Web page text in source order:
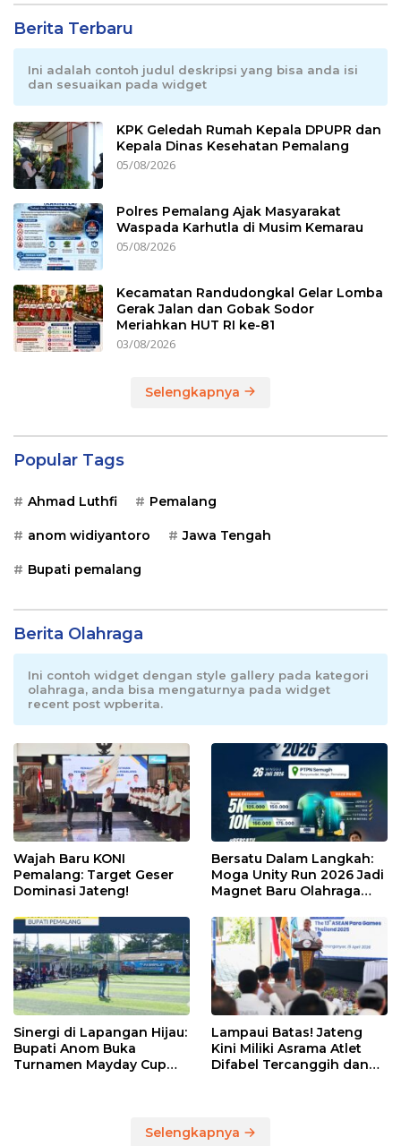
Berita Terbaru
Ini adalah contoh judul deskripsi yang bisa anda isi
dan sesuaikan pada widget
KPK Geledah Rumah Kepala DPUPR dan
Kepala Dinas Kesehatan Pemalang
05/08/2026
Polres Pemalang Ajak Masyarakat
Waspada Karhutla di Musim Kemarau
05/08/2026
Kecamatan Randudongkal Gelar Lomba
Gerak Jalan dan Gobak Sodor
Meriahkan HUT RI ke-81
03/08/2026
Selengkapnya
Popular Tags
Ahmad Luthfi Pemalang
anom widiyantoro Jawa Tengah
Bupati pemalang
Berita Olahraga
Ini contoh widget dengan style gallery pada kategori
olahraga, anda bisa mengaturnya pada widget
recent post wpberita.
Wajah Baru KONI
Pemalang: Target Geser
Dominasi Jateng!
Bersatu Dalam Langkah:
Moga Unity Run 2026 Jadi
Magnet Baru Olahraga
Sinergi di Lapangan Hijau:
Bupati Anom Buka
Turnamen Mayday Cup
Lampaui Batas! Jateng
Kini Miliki Asrama Atlet
Difabel Tercanggih dan
Selengkapnya